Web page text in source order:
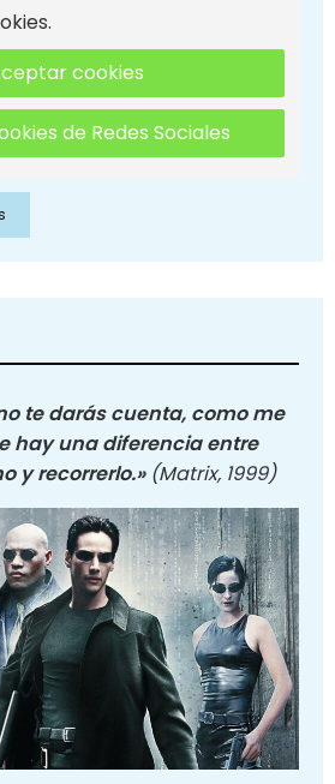
cookies
de Redes Sociales
te darás cuenta, como me
hay una diferencia entre
y recorrerlo.» (Matrix, 1999)